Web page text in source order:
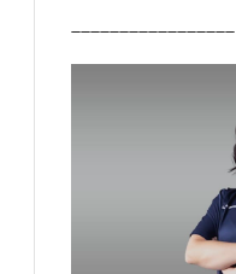
_________________